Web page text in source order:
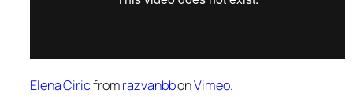
Elena CiricfromrazvanbbonVimeo.